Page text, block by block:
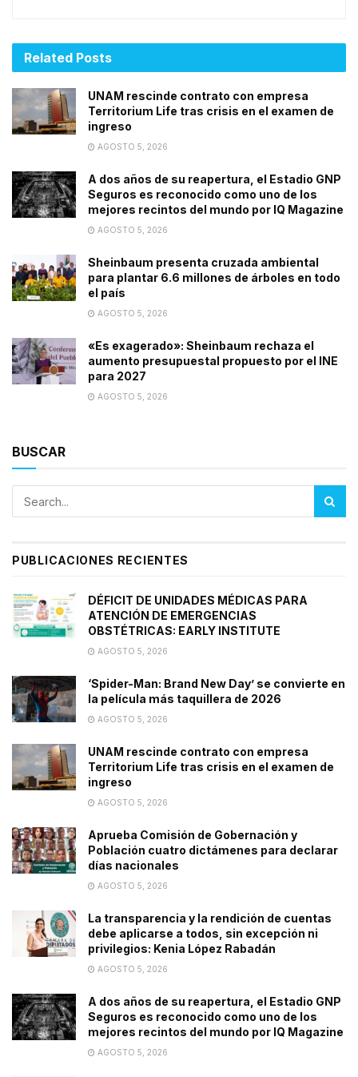
Related Posts
UNAM rescinde contrato con empresa
Territorium Life tras crisis en el examen de
ingreso
AGOSTO 5, 2026
A dos años de su reapertura, el Estadio GNP
Seguros es reconocido como uno de los
mejores recintos del mundo por IQ Magazine
AGOSTO 5, 2026
Sheinbaum presenta cruzada ambiental
para plantar 6.6 millones de árboles en todo
el país
AGOSTO 5, 2026
«Es exagerado»: Sheinbaum rechaza el
aumento presupuestal propuesto por el INE
para 2027
AGOSTO 5, 2026
BUSCAR
PUBLICACIONES RECIENTES
DÉFICIT DE UNIDADES MÉDICAS PARA
ATENCIÓN DE EMERGENCIAS
OBSTÉTRICAS: EARLY INSTITUTE
AGOSTO 5, 2026
‘Spider-Man: Brand New Day’ se convierte en
la película más taquillera de 2026
AGOSTO 5, 2026
UNAM rescinde contrato con empresa
Territorium Life tras crisis en el examen de
ingreso
AGOSTO 5, 2026
Aprueba Comisión de Gobernación y
Población cuatro dictámenes para declarar
días nacionales
AGOSTO 5, 2026
La transparencia y la rendición de cuentas
debe aplicarse a todos, sin excepción ni
privilegios: Kenia López Rabadán
AGOSTO 5, 2026
A dos años de su reapertura, el Estadio GNP
Seguros es reconocido como uno de los
mejores recintos del mundo por IQ Magazine
AGOSTO 5, 2026